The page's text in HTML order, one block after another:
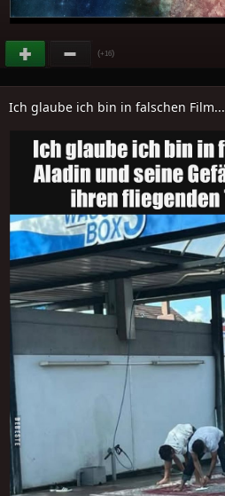
(+16)
Ich glaube ich bin in falschen Film...